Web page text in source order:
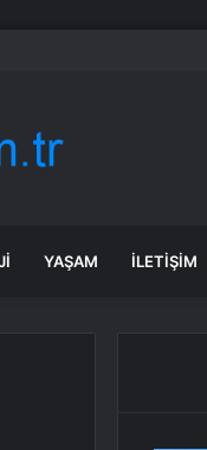
YAŞAM İLETIŞIM